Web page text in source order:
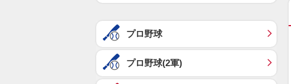
プロ野球
プロ野球(2軍)